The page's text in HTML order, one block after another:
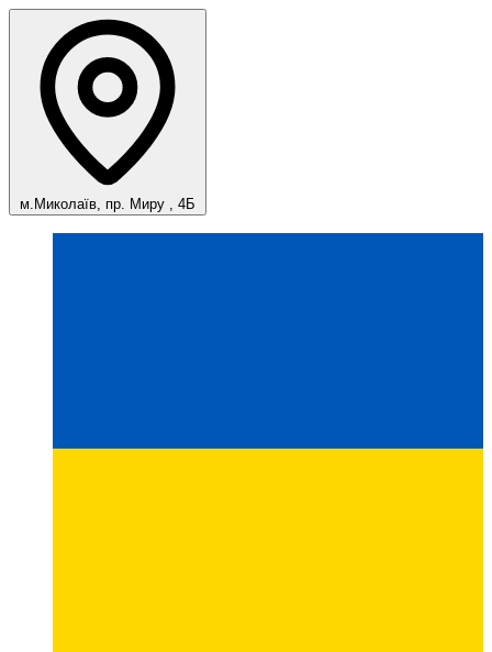
м.Миколаїв, пр. Миру , 4Б